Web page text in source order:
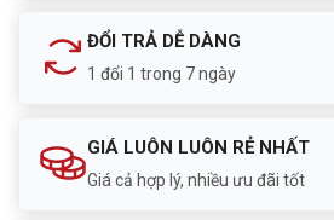
ĐỔI TRẢ DỄ DÀNG
1 đổi 1 trong 7 ngày
GIÁ LUÔN LUÔN RẺ NHẤT
Giá cả hợp lý, nhiều ưu đãi tốt